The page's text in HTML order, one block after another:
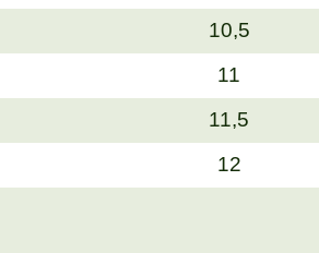
10,5
11
11,5
12